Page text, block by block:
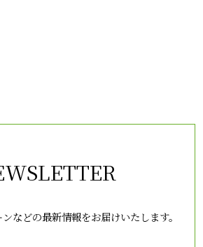
などの最新情報をお届けいたします。